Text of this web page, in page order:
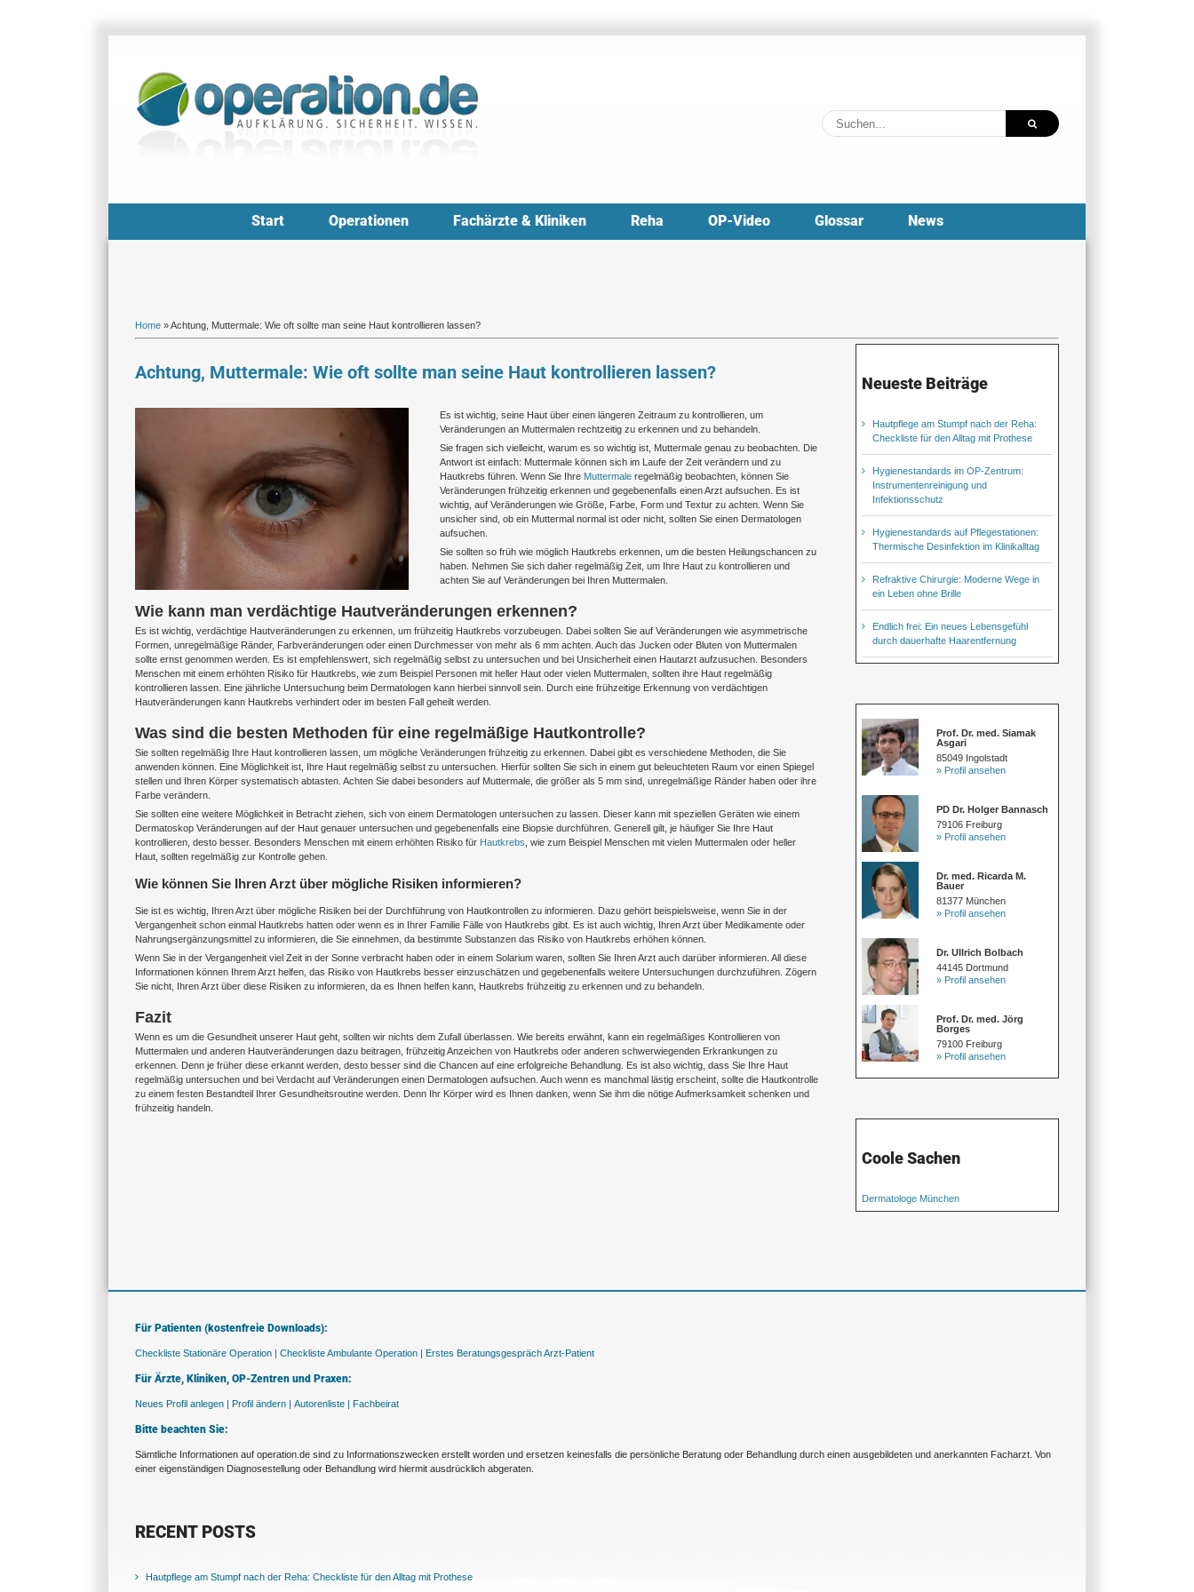
Suche
nach:
Start Operationen Fachärzte & Kliniken Reha OP-Video Glossar News
Home »Achtung, Muttermale: Wie oft sollte man seine Haut kontrollieren lassen?
Achtung, Muttermale: Wie oft sollte man seine Haut kontrollieren lassen?
Es ist wichtig, seine Haut über einen längeren Zeitraum zu kontrollieren, um
Veränderungen an Muttermalen rechtzeitig zu erkennen und zu behandeln.
Sie fragen sich vielleicht, warum es so wichtig ist, Muttermale genau zu beobachten. Die
Antwort ist einfach: Muttermale können sich im Laufe der Zeit verändern und zu
Hautkrebs führen. Wenn Sie Ihre Muttermaleregelmäßig beobachten, können Sie
Veränderungen frühzeitig erkennen und gegebenenfalls einen Arzt aufsuchen. Es ist
wichtig, auf Veränderungen wie Größe, Farbe, Form und Textur zu achten. Wenn Sie
unsicher sind, ob ein Muttermal normal ist oder nicht, sollten Sie einen Dermatologen
aufsuchen.
Sie sollten so früh wie möglich Hautkrebs erkennen, um die besten Heilungschancen zu
haben. Nehmen Sie sich daher regelmäßig Zeit, um Ihre Haut zu kontrollieren und
achten Sie auf Veränderungen bei Ihren Muttermalen.
Wie kann man verdächtige Hautveränderungen erkennen?
Es ist wichtig, verdächtige Hautveränderungen zu erkennen, um frühzeitig Hautkrebs vorzubeugen. Dabei sollten Sie auf Veränderungen wie asymmetrische
Formen, unregelmäßige Ränder, Farbveränderungen oder einen Durchmesser von mehr als 6 mm achten. Auch das Jucken oder Bluten von Muttermalen
sollte ernst genommen werden. Es ist empfehlenswert, sich regelmäßig selbst zu untersuchen und bei Unsicherheit einen Hautarzt aufzusuchen. Besonders
Menschen mit einem erhöhten Risiko für Hautkrebs, wie zum Beispiel Personen mit heller Haut oder vielen Muttermalen, sollten ihre Haut regelmäßig
kontrollieren lassen. Eine jährliche Untersuchung beim Dermatologen kann hierbei sinnvoll sein. Durch eine frühzeitige Erkennung von verdächtigen
Hautveränderungen kann Hautkrebs verhindert oder im besten Fall geheilt werden.
Was sind die besten Methoden für eine regelmäßige Hautkontrolle?
Sie sollten regelmäßig Ihre Haut kontrollieren lassen, um mögliche Veränderungen frühzeitig zu erkennen. Dabei gibt es verschiedene Methoden, die Sie
anwenden können. Eine Möglichkeit ist, Ihre Haut regelmäßig selbst zu untersuchen. Hierfür sollten Sie sich in einem gut beleuchteten Raum vor einen Spiegel
stellen und Ihren Körper systematisch abtasten. Achten Sie dabei besonders auf Muttermale, die größer als 5 mm sind, unregelmäßige Ränder haben oder ihre
Farbe verändern.
Sie sollten eine weitere Möglichkeit in Betracht ziehen, sich von einem Dermatologen untersuchen zu lassen. Dieser kann mit speziellen Geräten wie einem
Dermatoskop Veränderungen auf der Haut genauer untersuchen und gegebenenfalls eine Biopsie durchführen. Generell gilt, je häufiger Sie Ihre Haut
kontrollieren, desto besser. Besonders Menschen mit einem erhöhten Risiko für Hautkrebs , wie zum Beispiel Menschen mit vielen Muttermalen oder heller
Haut, sollten regelmäßig zur Kontrolle gehen.
Wie können Sie Ihren Arzt über mögliche Risiken informieren?
Sie ist es wichtig, Ihren Arzt über mögliche Risiken bei der Durchführung von Hautkontrollen zu informieren. Dazu gehört beispielsweise, wenn Sie in der
Vergangenheit schon einmal Hautkrebs hatten oder wenn es in Ihrer Familie Fälle von Hautkrebs gibt. Es ist auch wichtig, Ihren Arzt über Medikamente oder
Nahrungsergänzungsmittel zu informieren, die Sie einnehmen, da bestimmte Substanzen das Risiko von Hautkrebs erhöhen können.
Wenn Sie in der Vergangenheit viel Zeit in der Sonne verbracht haben oder in einem Solarium waren, sollten Sie Ihren Arzt auch darüber informieren. All diese
Informationen können Ihrem Arzt helfen, das Risiko von Hautkrebs besser einzuschätzen und gegebenenfalls weitere Untersuchungen durchzuführen. Zögern
Sie nicht, Ihren Arzt über diese Risiken zu informieren, da es Ihnen helfen kann, Hautkrebs frühzeitig zu erkennen und zu behandeln.
Fazit
Wenn es um die Gesundheit unserer Haut geht, sollten wir nichts dem Zufall überlassen. Wie bereits erwähnt, kann ein regelmäßiges Kontrollieren von
Muttermalen und anderen Hautveränderungen dazu beitragen, frühzeitig Anzeichen von Hautkrebs oder anderen schwerwiegenden Erkrankungen zu
erkennen. Denn je früher diese erkannt werden, desto besser sind die Chancen auf eine erfolgreiche Behandlung. Es ist also wichtig, dass Sie Ihre Haut
regelmäßig untersuchen und bei Verdacht auf Veränderungen einen Dermatologen aufsuchen. Auch wenn es manchmal lästig erscheint, sollte die Hautkontrolle
zu einem festen Bestandteil Ihrer Gesundheitsroutine werden. Denn Ihr Körper wird es Ihnen danken, wenn Sie ihm die nötige Aufmerksamkeit schenken und
frühzeitig handeln.
Neueste Beiträge
Hautpflege am Stumpf nach der Reha:
Checkliste für den Alltag mit Prothese
Hygienestandards im OP-Zentrum:
Instrumentenreinigung und
Infektionsschutz
Hygienestandards auf Pflegestationen:
Thermische Desinfektion im Klinikalltag
Refraktive Chirurgie: Moderne Wege in
ein Leben ohne Brille
Endlich frei: Ein neues Lebensgefühl
durch dauerhafte Haarentfernung
Prof. Dr. med. Siamak
Asgari
85049 Ingolstadt
» Profil ansehen
PD Dr. Holger Bannasch
79106 Freiburg
» Profil ansehen
Dr. med. Ricarda M.
Bauer
81377 München
» Profil ansehen
Dr. Ullrich Bolbach
44145 Dortmund
» Profil ansehen
Prof. Dr. med. Jörg
Borges
79100 Freiburg
» Profil ansehen
Coole Sachen
Dermatologe München
Für Patienten (kostenfreie Downloads):
Checkliste Stationäre Operation | Checkliste Ambulante Operation | Erstes Beratungsgespräch Arzt-Patient
Für Ärzte, Kliniken, OP-Zentren und Praxen:
Neues Profil anlegen | Profil ändern | Autorenliste | Fachbeirat
Bitte beachten Sie:
Sämtliche Informationen auf operation.de sind zu Informationszwecken erstellt worden und ersetzen keinesfalls die persönliche Beratung oder Behandlung durch einen ausgebildeten und anerkannten Facharzt. Von
einer eigenständigen Diagnosestellung oder Behandlung wird hiermit ausdrücklich abgeraten.
RECENT POSTS
Hautpflege am Stumpf nach der Reha: Checkliste für den Alltag mit Prothese